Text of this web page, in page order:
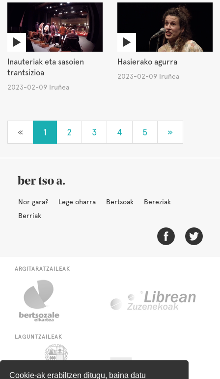
Cookie-ak erabiltzen ditugu, baina datu
Inauteriak eta sasoien
trantsizioa
2023-02-09 Iruñea
Hasierako agurra
2023-02-09 Iruñea
« 1 2 3 4 5 »
Nor gara? Lege oharra Bertsoak
Bereziak
Berriak
ARGITARATZAILEAK
LAGUNTZAILEAK